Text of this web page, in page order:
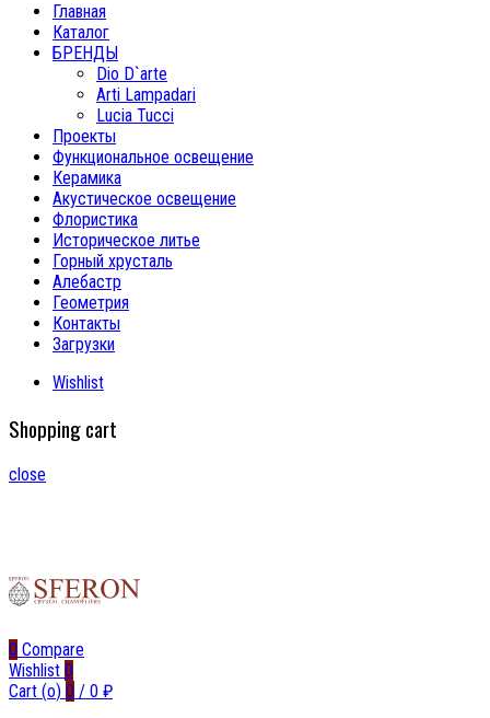
Главная
Каталог
БРЕНДЫ
Dio D`arte
Arti Lampadari
Lucia Tucci
Проекты
Функциональное освещение
Керамика
Акустическое освещение
Флористика
Историческое литье
Горный хрусталь
Алебастр
Геометрия
Контакты
Загрузки
Wishlist
Shopping cart
close
0 Compare
Wishlist 0
Cart (o) 0 / 0 ₽